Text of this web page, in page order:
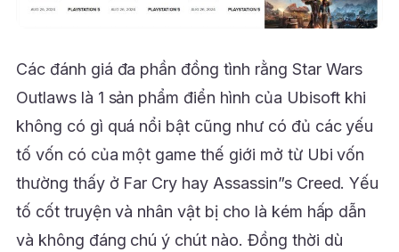
Các đánh giá đa phần đồng tình rằng Star Wars
Outlaws là 1 sản phẩm điển hình của Ubisoft khi
không có gì quá nổi bật cũng như có đủ các yếu
tố vốn có của một game thế giới mở từ Ubi vốn
thường thấy ở Far Cry hay Assassin”s Creed. Yếu
tố cốt truyện và nhân vật bị cho là kém hấp dẫn
và không đáng chú ý chút nào. Đồng thời dù